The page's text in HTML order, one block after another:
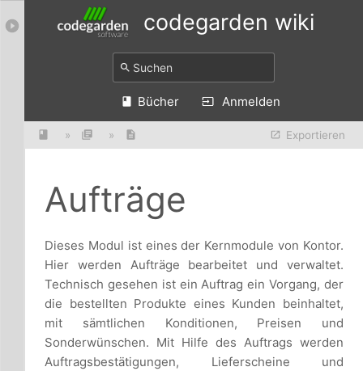
codegarden wiki
Bücher Anmelden
» » Exportieren
Aufträge
Dieses Modul ist eines der Kernmodule von Kontor.
Hier werden Aufträge bearbeitet und verwaltet.
Technisch gesehen ist ein Auftrag ein Vorgang, der
die bestellten Produkte eines Kunden beinhaltet,
mit sämtlichen Konditionen, Preisen und
Sonderwünschen. Mit Hilfe des Auftrags werden
Auftragsbestätigungen, Lieferscheine und